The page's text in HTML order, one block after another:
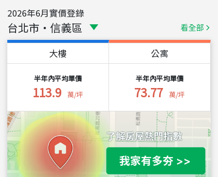
2026年6月實價登錄
台北市 ・ 信義區 看全部
大樓
半年內平均單價
113.9 萬/坪
公寓
半年內平均單價
73.77 萬/坪